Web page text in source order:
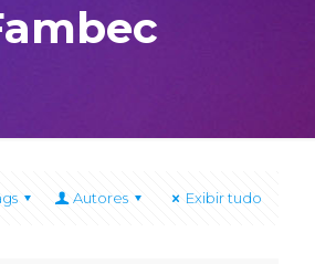
Autores Exibir tudo